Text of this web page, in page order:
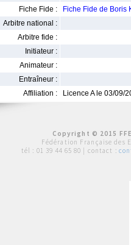
Fiche Fide :
Fiche Fide de Boris
Arbitre national :
Arbitre fide :
Initiateur :
Animateur :
Entraîneur :
Affiliation :
Licence A le 03/09/
Copyright © 2015
Fédération Française des
tél : 01 39 44 65 80 | contact :